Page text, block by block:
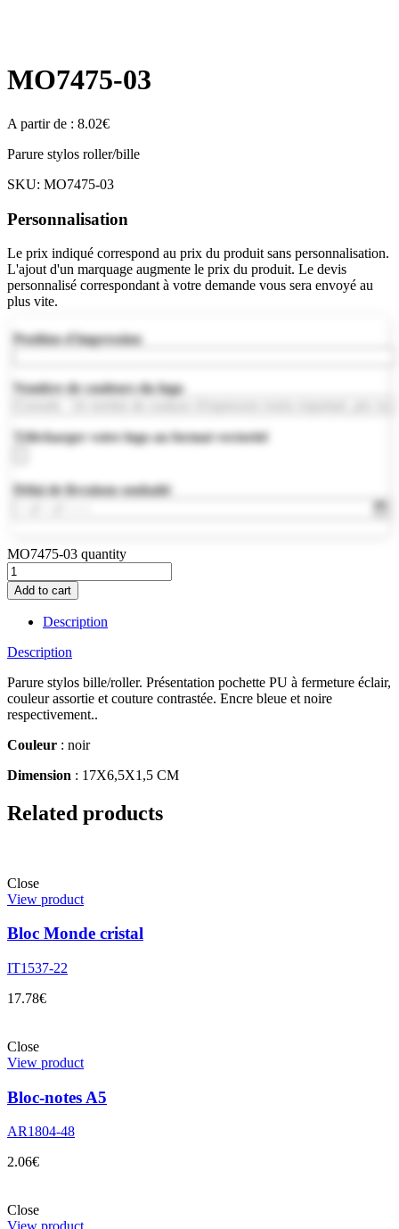
MO7475-03
A partir de : 8.02€
Parure stylos roller/bille
SKU: MO7475-03
Personnalisation
Le prix indiqué correspond au prix du produit sans personnalisation.
L'ajout d'un marquage augmente le prix du produit. Le devis
personnalisé correspondant à votre demande vous sera envoyé au
plus vite.
Position d'impression
Nombre de couleurs du logo
Télécharger votre logo au format vectoriel
Délai de livraison souhaité
MO7475-03 quantity
Add to cart
Description
Description
Parure stylos bille/roller. Présentation pochette PU à fermeture éclair,
couleur assortie et couture contrastée. Encre bleue et noire
respectivement..
Couleur : noir
Dimension : 17X6,5X1,5 CM
Related products
Close
View product
Bloc Monde cristal
IT1537-22
17.78€
Close
View product
Bloc-notes A5
AR1804-48
2.06€
Close